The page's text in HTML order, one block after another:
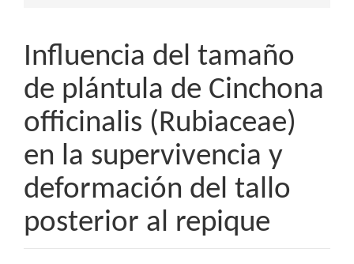
Influencia del tamaño
de plántula de Cinchona
officinalis (Rubiaceae)
en la supervivencia y
deformación del tallo
posterior al repique